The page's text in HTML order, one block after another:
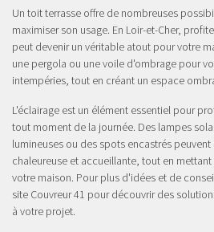
Un toit terrasse offre de nombreuses
maximiser son usage. En Loir-et-Cher,
peut devenir un véritable atout pour votre
une pergola ou une voile d'ombrage pour
intempéries, tout en créant un espace
L'éclairage est un élément essentiel pour
tout moment de la journée. Des lampes
lumineuses ou des spots encastrés
chaleureuse et accueillante, tout en
votre maison. Pour plus d'idées et de
site Couvreur 41 pour découvrir des
à votre projet.